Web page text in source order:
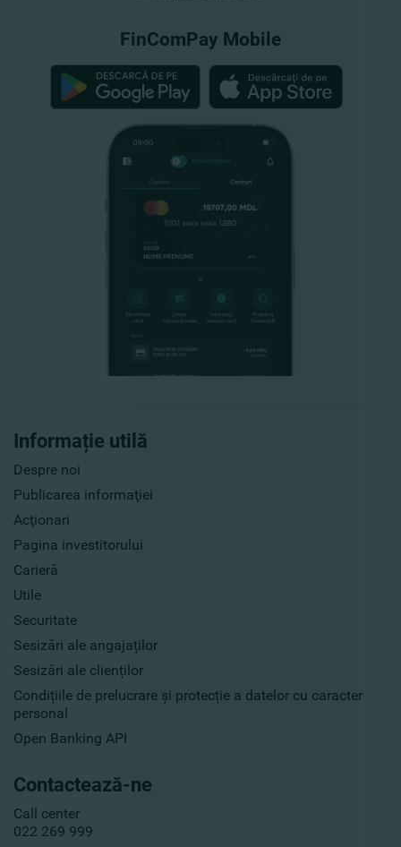
Informație utilă
Despre noi
Publicarea informaţiei
Acţionari
Pagina investitorului
Carieră
Utile
Securitate
Sesizări ale angajaților
Sesizări ale clienților
Condițiile de prelucrare și protecție a datelor cu caracter
personal
Open Banking API
Contactează-ne
Call center
022 269 999
FinComPay Mobile